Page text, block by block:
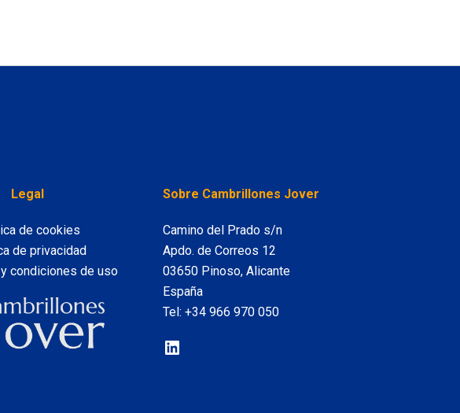
Legal
de cookies
de privacidad
condiciones de uso
Sobre Cambrillones Jover
Camino del Prado s/n
Apdo. de Correos 12
03650 Pinoso, Alicante
España
Tel: +34 966 970 050
LinkedIn